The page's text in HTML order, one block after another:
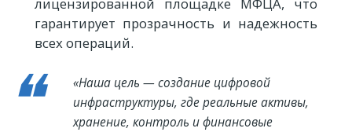
лицензированной площадке МФЦА, что
гарантирует прозрачность и надежность
всех операций.
«Наша цель — создание цифровой
инфраструктуры, где реальные активы,
хранение, контроль и финансовые